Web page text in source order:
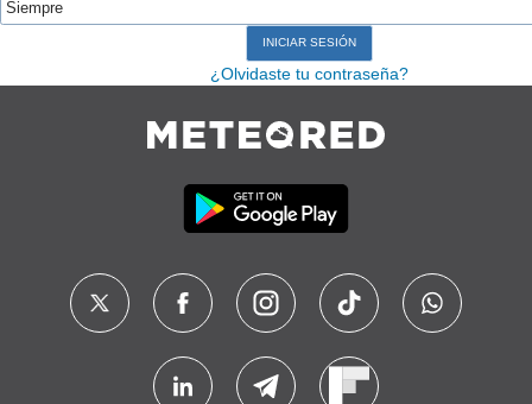
¿Olvidaste tu contraseña?